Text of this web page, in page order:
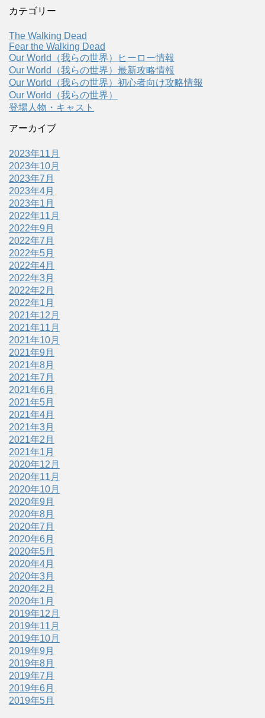
カテゴリー
The Walking Dead
Fear the Walking Dead
Our World（我らの世界）ヒーロー情報
Our World（我らの世界）最新攻略情報
Our World（我らの世界）初心者向け攻略情報
Our World（我らの世界）
登場人物・キャスト
アーカイブ
2023年11月
2023年10月
2023年7月
2023年4月
2023年1月
2022年11月
2022年9月
2022年7月
2022年5月
2022年4月
2022年3月
2022年2月
2022年1月
2021年12月
2021年11月
2021年10月
2021年9月
2021年8月
2021年7月
2021年6月
2021年5月
2021年4月
2021年3月
2021年2月
2021年1月
2020年12月
2020年11月
2020年10月
2020年9月
2020年8月
2020年7月
2020年6月
2020年5月
2020年4月
2020年3月
2020年2月
2020年1月
2019年12月
2019年11月
2019年10月
2019年9月
2019年8月
2019年7月
2019年6月
2019年5月